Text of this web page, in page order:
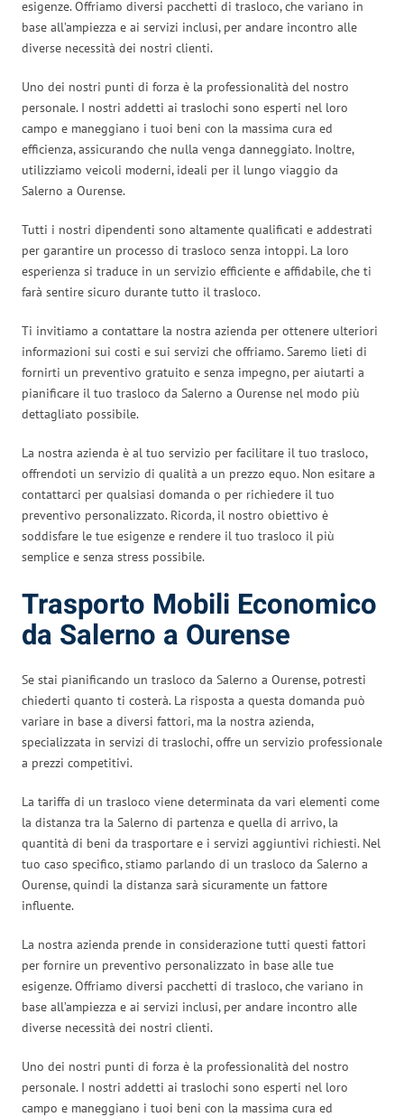
esigenze. Offriamo diversi pacchetti di trasloco, che variano in
base all’ampiezza e ai servizi inclusi, per andare incontro alle
diverse necessità dei nostri clienti.
Uno dei nostri punti di forza è la professionalità del nostro
personale. I nostri addetti ai traslochi sono esperti nel loro
campo e maneggiano i tuoi beni con la massima cura ed
efficienza, assicurando che nulla venga danneggiato. Inoltre,
utilizziamo veicoli moderni, ideali per il lungo viaggio da
Salerno a Ourense.
Tutti i nostri dipendenti sono altamente qualificati e addestrati
per garantire un processo di trasloco senza intoppi. La loro
esperienza si traduce in un servizio efficiente e affidabile, che ti
farà sentire sicuro durante tutto il trasloco.
Ti invitiamo a contattare la nostra azienda per ottenere ulteriori
informazioni sui costi e sui servizi che offriamo. Saremo lieti di
fornirti un preventivo gratuito e senza impegno, per aiutarti a
pianificare il tuo trasloco da Salerno a Ourense nel modo più
dettagliato possibile.
La nostra azienda è al tuo servizio per facilitare il tuo trasloco,
offrendoti un servizio di qualità a un prezzo equo. Non esitare a
contattarci per qualsiasi domanda o per richiedere il tuo
preventivo personalizzato. Ricorda, il nostro obiettivo è
soddisfare le tue esigenze e rendere il tuo trasloco il più
semplice e senza stress possibile.
Trasporto Mobili Economico
da Salerno a Ourense
Se stai pianificando un trasloco da Salerno a Ourense, potresti
chiederti quanto ti costerà. La risposta a questa domanda può
variare in base a diversi fattori, ma la nostra azienda,
specializzata in servizi di traslochi, offre un servizio professionale
a prezzi competitivi.
La tariffa di un trasloco viene determinata da vari elementi come
la distanza tra la Salerno di partenza e quella di arrivo, la
quantità di beni da trasportare e i servizi aggiuntivi richiesti. Nel
tuo caso specifico, stiamo parlando di un trasloco da Salerno a
Ourense, quindi la distanza sarà sicuramente un fattore
influente.
La nostra azienda prende in considerazione tutti questi fattori
per fornire un preventivo personalizzato in base alle tue
esigenze. Offriamo diversi pacchetti di trasloco, che variano in
base all’ampiezza e ai servizi inclusi, per andare incontro alle
diverse necessità dei nostri clienti.
Uno dei nostri punti di forza è la professionalità del nostro
personale. I nostri addetti ai traslochi sono esperti nel loro
campo e maneggiano i tuoi beni con la massima cura ed